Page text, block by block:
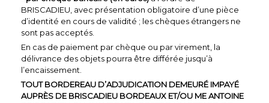
BRISCADIEU, avec présentation obligatoire d’une pièce
d’identité en cours de validité ; les chèques étrangers ne
sont pas acceptés.
En cas de paiement par chèque ou par virement, la
délivrance des objets pourra être différée jusqu’à
l’encaissement.
TOUT BORDEREAU D’ADJUDICATION DEMEURÉ IMPAYÉ
AUPRÈS DE BRISCADIEU BORDEAUX ET/OU ME ANTOINE